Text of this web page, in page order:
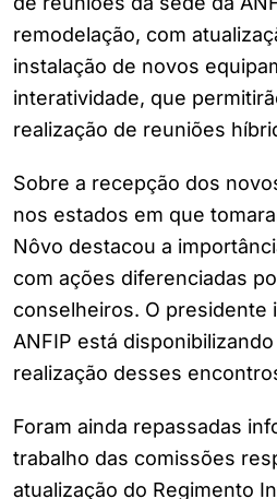
remodelação, com
instalação de novos
interatividade, que
realização de reuniões
Sobre a recepção dos
nos estados em que
Nôvo destacou a
com ações diferenciadas
conselheiros. O presidente
ANFIP está
realização desses
Foram ainda repassadas
trabalho das comissões
atualização do Regimento